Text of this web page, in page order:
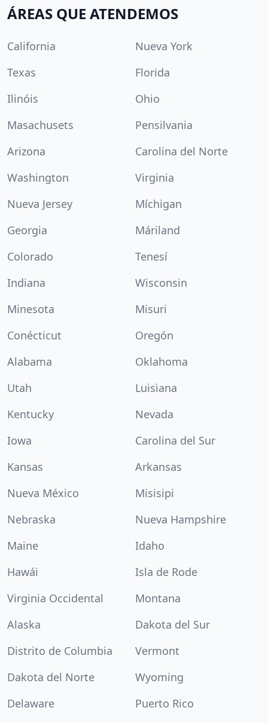
ÁREAS QUE ATENDEMOS
California
Nueva York
Texas
Florida
Ilinóis
Ohio
Masachusets
Pensilvania
Arizona
Carolina del Norte
Washington
Virginia
Nueva Jersey
Míchigan
Georgia
Máriland
Colorado
Tenesí
Indiana
Wisconsin
Minesota
Misuri
Conécticut
Oregón
Alabama
Oklahoma
Utah
Luisiana
Kentucky
Nevada
Iowa
Carolina del Sur
Kansas
Arkansas
Nueva México
Misisipi
Nebraska
Nueva Hampshire
Maine
Idaho
Hawái
Isla de Rode
Virginia Occidental
Montana
Alaska
Dakota del Sur
Distrito de Columbia
Vermont
Dakota del Norte
Wyoming
Delaware
Puerto Rico